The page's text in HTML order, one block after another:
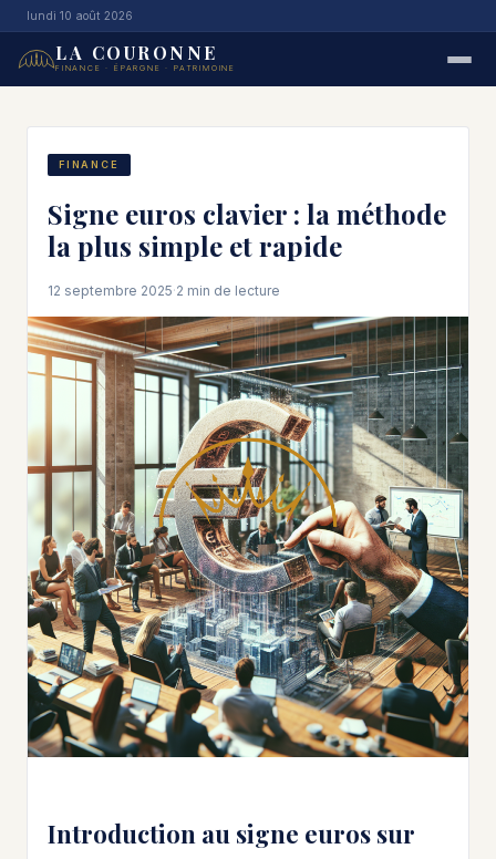
lundi 10 août 2026
LA COURONNE
FINANCE · ÉPARGNE · PATRIMOINE
FINANCE
Signe euros clavier : la méthode
la plus simple et rapide
12 septembre 2025·2 min de lecture
Introduction au signe euros sur